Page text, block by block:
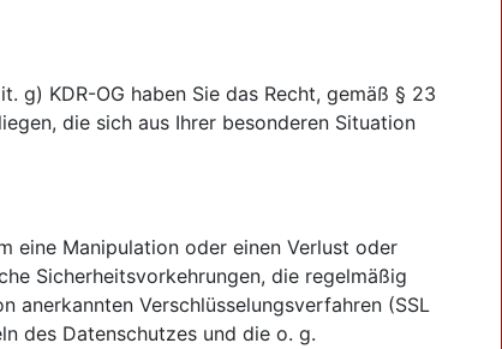
g) KDR-OG haben Sie das Recht, gemäß § 23
die sich aus Ihrer besonderen Situation
eine Manipulation oder einen Verlust oder
Sicherheitsvorkehrungen, die regelmäßig
Verschlüsselungsverfahren (SSL
des Datenschutzes und die o. g.